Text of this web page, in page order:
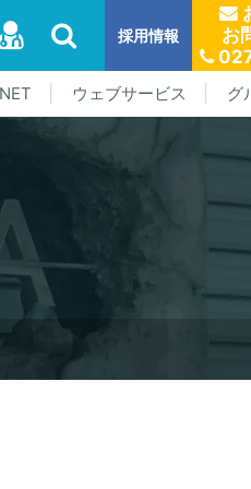
採用情報
お
ウェブサービス グ